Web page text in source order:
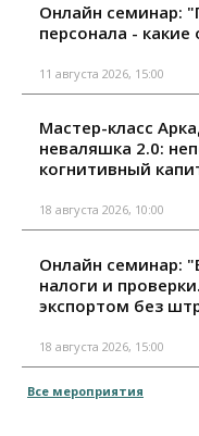
Онлайн семинар:
персонала -
11 августа 2026, 15:00
Мастер-класс
неваляшка 2.0:
когнитивный
18 августа 2026, 10:00
Онлайн семинар:
налоги и
экспортом без
18 августа 2026, 15:00
Все мероприятия